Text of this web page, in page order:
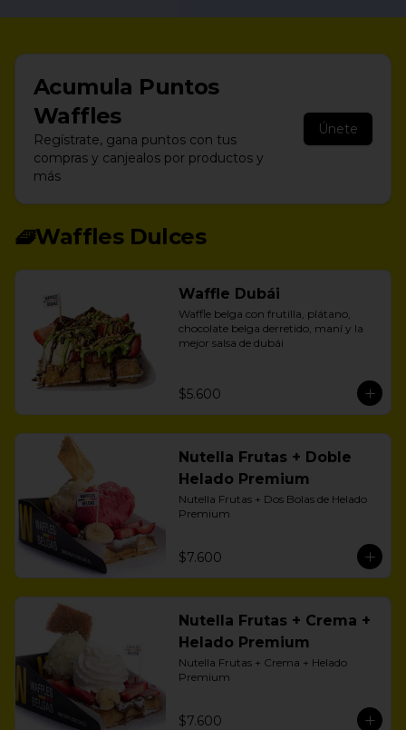
Acumula Puntos
Waffles
Regístrate, gana puntos con tus
compras y canjealos por productos y
más
Únete
🧇Waffles Dulces
Waffle Dubái
Waffle belga con frutilla, plátano,
chocolate belga derretido, maní y la
mejor salsa de dubái
$5.600
Nutella Frutas + Doble
Helado Premium
Nutella Frutas + Dos Bolas de Helado
Premium
$7.600
Nutella Frutas + Crema +
Helado Premium
Nutella Frutas + Crema + Helado
Premium
$7.600